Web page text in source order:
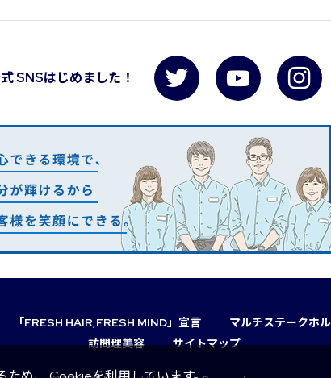
SNSはじめました！
「FRESH HAIR,FRESH MIND」宣言
マルチステークホ
訪問理美容
サイトマップ